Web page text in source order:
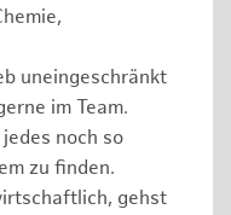
uneingeschränkt
im Team.
noch so
zu finden.
gehst